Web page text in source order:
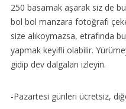
250 basamak aşarak siz de
bol bol manzara fotoğrafı
size alıkoymazsa, etrafında
yapmak keyifli olabilir.
gidip dev dalgaları izleyin.
-Pazartesi günleri ücretsiz,